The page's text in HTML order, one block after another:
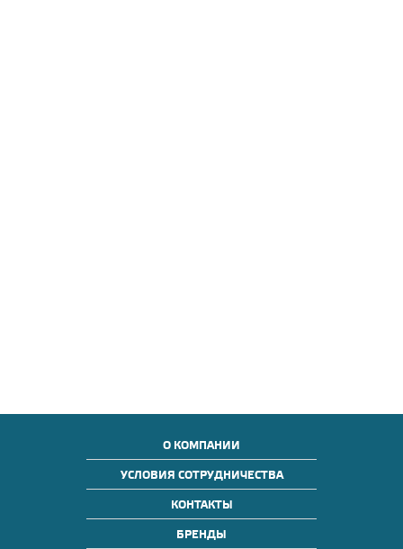
О КОМПАНИИ
УСЛОВИЯ СОТРУДНИЧЕСТВА
КОНТАКТЫ
БРЕНДЫ